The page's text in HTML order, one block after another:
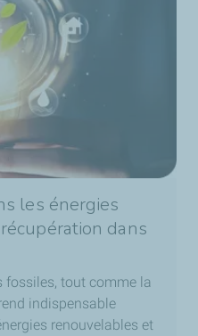
les énergies
dans
fossiles, tout comme la
indispensable
renouvelables et